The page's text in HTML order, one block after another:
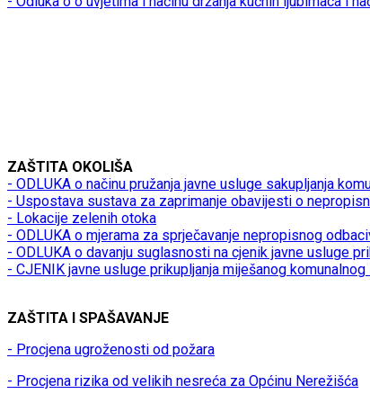
ZAŠTITA OKOLIŠA
- ODLUKA o načinu pružanja javne usluge sakupljanja
- Uspostava sustava za zaprimanje obavijesti o
- Lokacije zelenih otoka
- ODLUKA o mjerama za sprječavanje nepropisnog
- ODLUKA o davanju suglasnosti na cjenik javne usluge
- CJENIK javne usluge prikupljanja miješanog
ZAŠTITA I SPAŠAVANJE
- Procjena ugroženosti od požara
- Procjena rizika od velikih nesreća za Općinu Nerežišća